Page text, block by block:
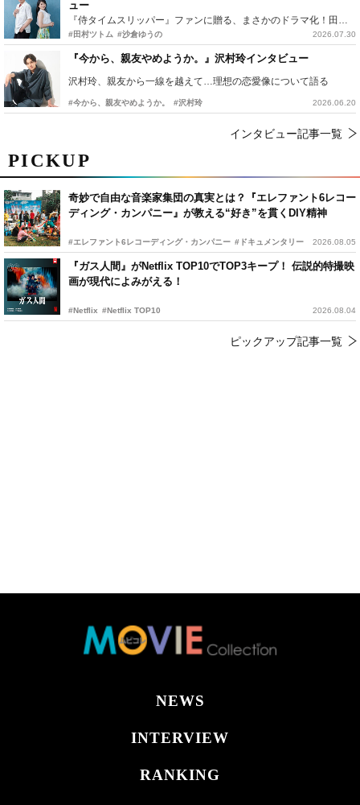
PICKUP
奇妙で自由な音楽家集団の真実とは？『エレファント6レコー
ディング・カンパニー』が教える“好き”を貫くDIY精神
#エレファント6レコーディング・カンパニー #ドキュメンタリー 2026.08.05
『ガス人間』がNetflix TOP10でTOP3キープ！ 伝説的特撮映
画が現代によみがえる！
#Netflix #Netflix TOP10 2026.08.04
ピックアップ記事一覧
ュー
『侍タイムスリッパー』ファンに贈る、まさかのドラマ化！田村ツトム×沙倉ゆうのが語る『心配無用ノ介』撮影秘話
#田村ツトム #沙倉ゆうの 2026.07.30
『今から、親友やめようか。』沢村玲インタビュー
沢村玲、親友から一線を越えて…理想の恋愛像について語る
#今から、親友やめようか。 #沢村玲 2026.06.20
インタビュー記事一覧
NEWS
INTERVIEW
RANKING